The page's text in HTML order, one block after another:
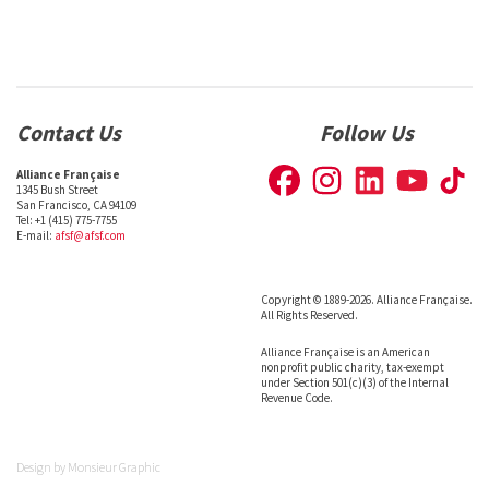
Contact Us
Alliance Française
1345 Bush Street
San Francisco, CA 94109
Tel: +1 (415) 775-7755
E-mail: afsf@afsf.com
Follow Us
Copyright © 1889-2026. Alliance Française.
All Rights Reserved.
Alliance Française is an American
nonprofit public charity, tax-exempt
under Section 501(c)(3) of the Internal
Revenue Code.
Design by Monsieur Graphic